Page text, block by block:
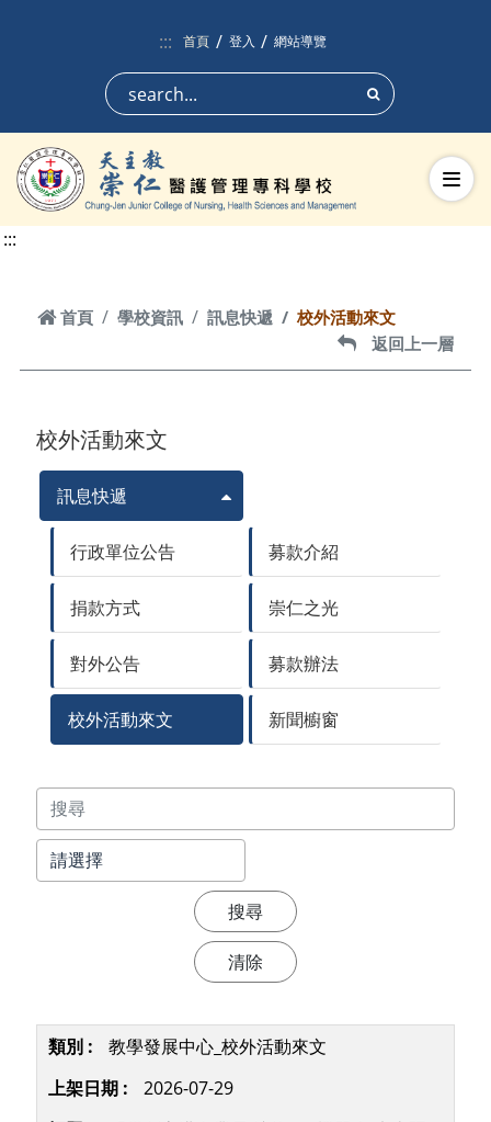
:::
首頁 登入 網站導覽
搜尋
切換
:::
首頁
首頁 學校資訊 訊息快遞 校外活動來文
返回上一層
返回上一層
校外活動來文
訊息快遞
行政單位公告 募款介紹
捐款方式 崇仁之光
對外公告 募款辦法
校外活動來文 新聞櫥窗
教學發展中心_校外活動來文
2026-07-29